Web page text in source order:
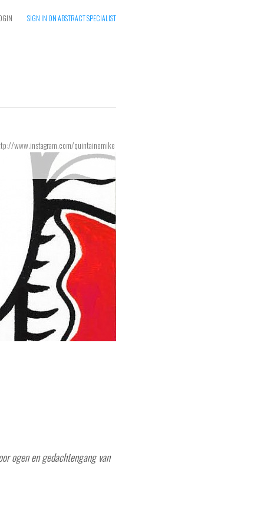
SIGN IN ON ABSTRACT SPECIALIST
www.instagram.com/quintainemike
ogen en gedachtengang van